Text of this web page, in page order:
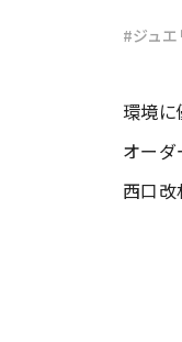
#ジュエ
環境
オー
西口